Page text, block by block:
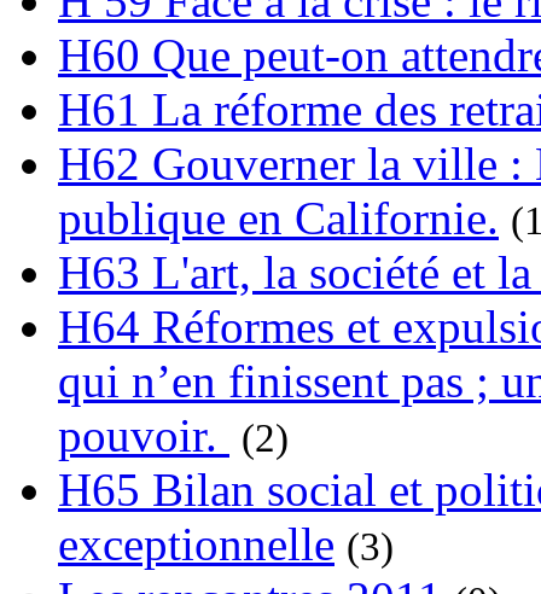
H60 Que peut-on
H61 La réforme des
H62 Gouverner la ville :
publique en Californie.
H63 L'art, la société et
H64 Réformes et
qui n’en finissent pas ;
pouvoir.
(2)
H65 Bilan social et
exceptionnelle (3)